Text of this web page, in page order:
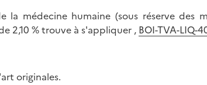
la médecine humaine (sous réserve des
2,10 % trouve à s'appliquer , BOI-TVA-LIQ-
originales.